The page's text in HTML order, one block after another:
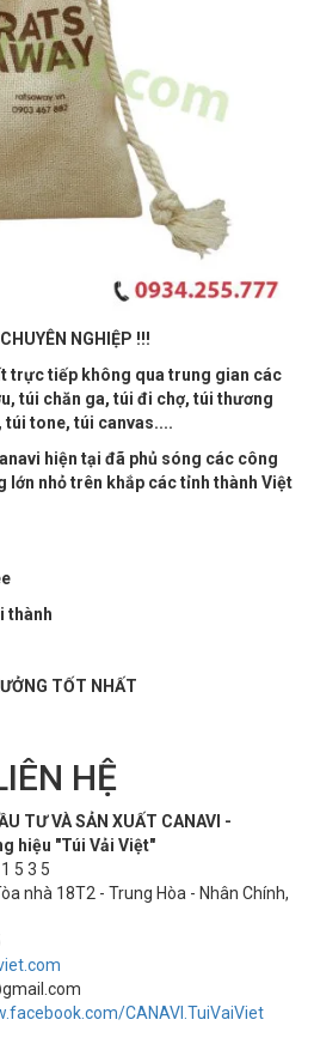
NGHIỆP !!!
trực tiếp không qua trung gian các
túi chăn ga, túi đi chợ, túi thương
túi tone, túi canvas....
hiện tại đã phủ sóng các công
lớn nhỏ trên khắp các tỉnh thành Việt
thành
TỐT NHẤT
HỆ
TƯ VÀ SẢN XUẤT CANAVI -
hiệu "Túi Vải Việt"
5 3 5
nhà 18T2 - Trung Hòa - Nhân Chính,
CANAVI.TuiVaiViet